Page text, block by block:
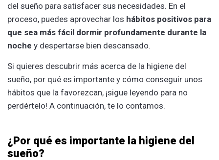
del sueño para satisfacer sus necesidades. En el
proceso, puedes aprovechar los hábitos positivos para
que sea más fácil dormir profundamente durante la
noche y despertarse bien descansado.
Si quieres descubrir más acerca de la higiene del
sueño, por qué es importante y cómo conseguir unos
hábitos que la favorezcan, ¡sigue leyendo para no
perdértelo! A continuación, te lo contamos.
¿Por qué es importante la higiene del
sueño?